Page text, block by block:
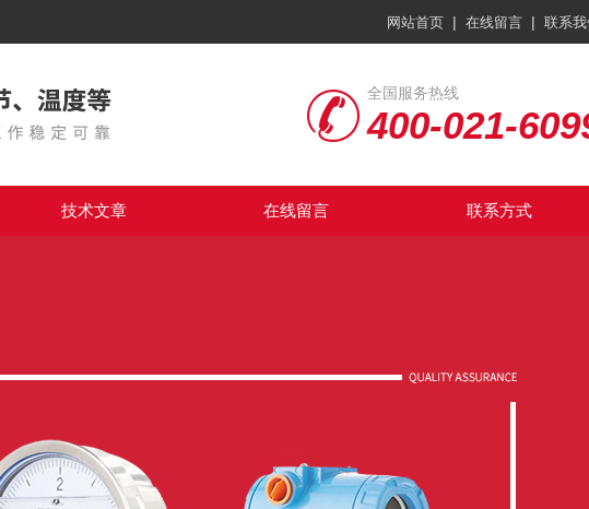
网站首页 | 在线留言 | 联系
全国服务热线
400-021-
技术文章 在线留言 联系方式